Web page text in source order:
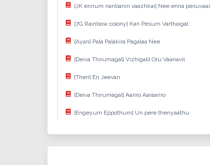
[JK ennum nanbanin vaazhkai] Nee enna pesuvaai
[7G Rainbow colony] Kan Pesum Varthaigal
[Ayan] Pala Palakira Pagalaa Nee
[Deiva Thirumagal] Vizhigalil Oru Vaanavil
[Theri] En Jeevan
[Deiva Thirumagal] Aariro Aaraariro
[Engeyum Eppothum] Un pere theriyaathu